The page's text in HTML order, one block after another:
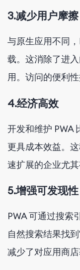
3.减少用户摩擦
与原生应用不同
载。这消除了进
用。访问的便利
4.经济高效
开发和维护 PWA
更具成本效益。
速扩展的企业尤其
5.增强可发现性
PWA 可通过搜索
自然搜索结果找
减少了对应用商店